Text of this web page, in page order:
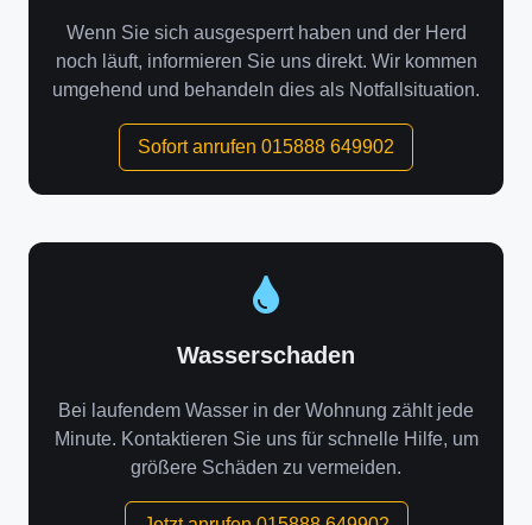
Wenn Sie sich ausgesperrt haben und der Herd
noch läuft, informieren Sie uns direkt. Wir kommen
umgehend und behandeln dies als Notfallsituation.
Sofort anrufen 015888 649902
Wasserschaden
Bei laufendem Wasser in der Wohnung zählt jede
Minute. Kontaktieren Sie uns für schnelle Hilfe, um
größere Schäden zu vermeiden.